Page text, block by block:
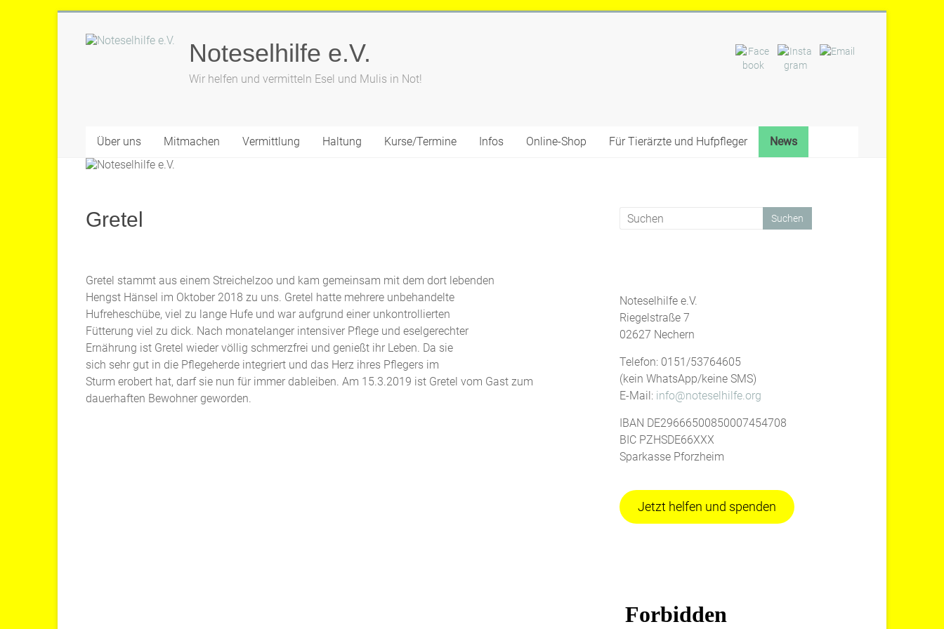
springen
Noteselhilfe e.V.
Wir helfen und vermitteln Esel und Mulis in Not!
Über uns Mitmachen Vermittlung Haltung Kurse/Termine Infos Online-Shop Für Tierärzte und Hufpfleger News
Gretel
Gretel stammt aus einem Streichelzoo und kam gemeinsam mit dem dort lebenden
Hengst Hänsel im Oktober 2018 zu uns. Gretel hatte mehrere unbehandelte
Hufreheschübe, viel zu lange Hufe und war aufgrund einer unkontrollierten
Fütterung viel zu dick. Nach monatelanger intensiver Pflege und eselgerechter
Ernährung ist Gretel wieder völlig schmerzfrei und genießt ihr Leben. Da sie
sich sehr gut in die Pflegeherde integriert und das Herz ihres Pflegers im
Sturm erobert hat, darf sie nun für immer dableiben. Am 15.3.2019 ist Gretel vom Gast zum
dauerhaften Bewohner geworden.
Noteselhilfe e.V.
Riegelstraße 7
02627 Nechern
Telefon: 0151/53764605
(kein WhatsApp/keine SMS)
E-Mail: info@noteselhilfe.org
IBAN DE29666500850007454708
BIC PZHSDE66XXX
Sparkasse Pforzheim
Jetzt helfen und spenden